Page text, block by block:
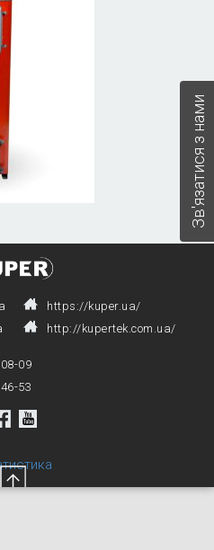
https://kuper.ua/
http://kupertek.com.ua/
09
53
Зв'язатися з нами